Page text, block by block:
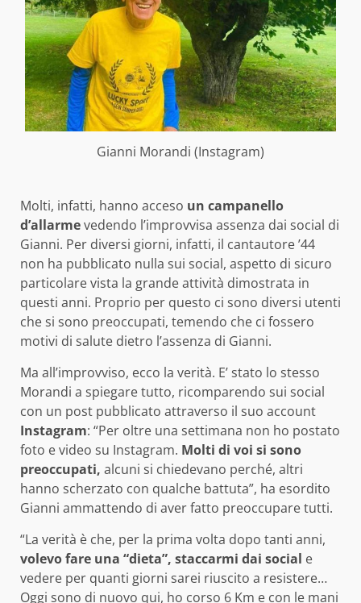
Gianni Morandi (Instagram)
Molti, infatti, hanno acceso un campanello
d’allarmevedendo l’improvvisa assenza dai social di
Gianni. Per diversi giorni, infatti, il cantautore ’44
non ha pubblicato nulla sui social, aspetto di sicuro
particolare vista la grande attività dimostrata in
questi anni. Proprio per questo ci sono diversi utenti
che si sono preoccupati, temendo che ci fossero
motivi di salute dietro l’assenza di Gianni.
Ma all’improvviso, ecco la verità. E’ stato lo stesso
Morandi a spiegare tutto, ricomparendo sui social
con un post pubblicato attraverso il suo account
Instagram: “Per oltre una settimana non ho postato
foto e video su Instagram. Molti di voi si sono
preoccupati, alcuni si chiedevano perché, altri
hanno scherzato con qualche battuta”, ha esordito
Gianni ammattendo di aver fatto preoccupare tutti.
“La verità è che, per la prima volta dopo tanti anni,
volevo fare una “dieta”, staccarmi dai social e
vedere per quanti giorni sarei riuscito a resistere…
Oggi sono di nuovo qui, ho corso 6 Km e con le mani